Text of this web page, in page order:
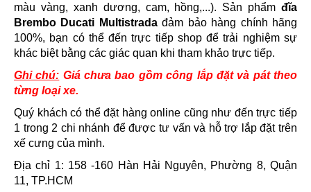
màu vàng, xanh dương, cam, hồng,...). Sản phẩm đĩa
Brembo Ducati Multistradađảm bảo hàng chính hãng
100%, bạn có thể đến trực tiếp shop để trải nghiệm sự
khác biệt bằng các giác quan khi tham khảo trực tiếp.
Ghi chú: Giá chưa bao gồm công lắp đặt và pát theo
từng loại xe.
Quý khách có thể đặt hàng online cũng như đến trực tiếp
1 trong 2 chi nhánh để được tư vấn và hỗ trợ lắp đặt trên
xế cưng của mình.
Địa chỉ 1: 158 -160 Hàn Hải Nguyên, Phường 8, Quận
11, TP.HCM